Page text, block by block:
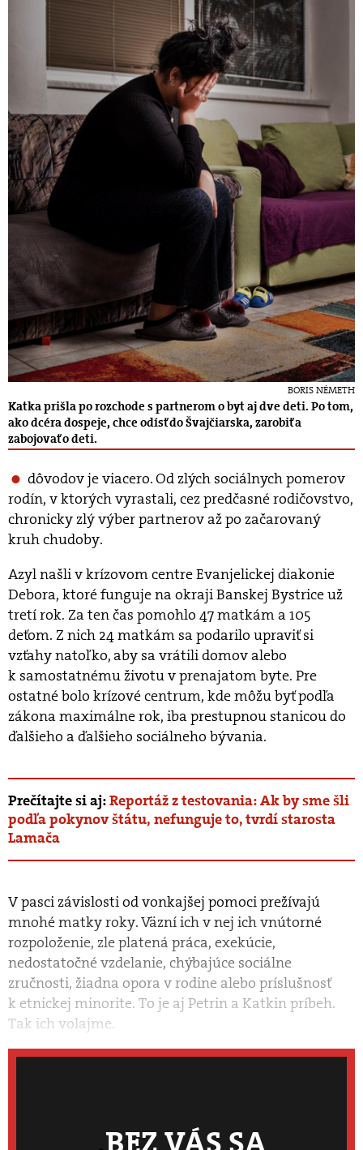
BORIS NÉMETH
Katka prišla po rozchode s partnerom o byt aj dve deti. Po tom,
ako dcéra dospeje, chce odísť do Švajčiarska, zarobiť a
zabojovať o deti.
dôvodov je viacero. Od zlých sociálnych pomerov
rodín, v ktorých vyrastali, cez predčasné rodičov­stvo,
chronicky zlý výber partnerov až po začarovaný
kruh chudoby.
Azyl našli v krízovom centre Evanjelickej diakonie
Debora, ktoré funguje na okraji Banskej Bystrice už
tretí rok. Za ten čas pomohlo 47 matkám a 105
deťom. Z nich 24 matkám sa podarilo upraviť si
vzťahy natoľko, aby sa vrátili domov alebo
k samostatnému životu v prenajatom byte. Pre
ostatné bolo krízové centrum, kde môžu byť podľa
zákona maximálne rok, iba prestupnou stanicou do
ďalšieho a ďalšieho sociálneho bývania.
Prečítajte si aj:Reportáž z testovania: Ak by sme šli
podľa pokynov štátu, nefunguje to, tvrdí starosta
Lamača
V pasci závislosti od vonkajšej pomoci prežívajú
mnohé matky roky. Väzní ich v nej ich vnútorné
rozpoloženie, zle platená práca, exekúcie,
nedostatočné vzdelanie, chýbajúce sociálne
zručnosti, žiadna opora v rodine alebo príslušnosť
k etnickej minorite. To je aj Petrin a Katkin príbeh.
Tak ich vo­lajme.